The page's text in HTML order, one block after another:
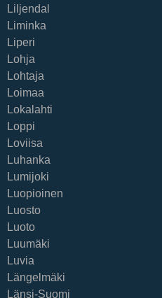
Liljendal
Liminka
Liperi
Lohja
Lohtaja
Loimaa
Lokalahti
Loppi
Loviisa
Luhanka
Lumijoki
Luopioinen
Luosto
Luoto
Luumäki
Luvia
Längelmäki
Länsi-Suomi